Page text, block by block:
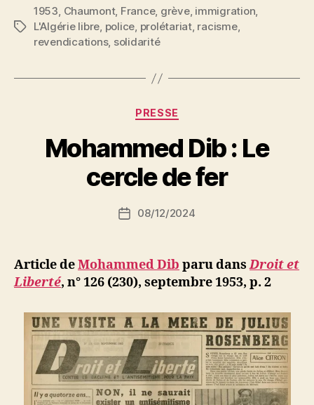
de
Chaumont
Algériens
victimes
et
du
policiers »
Étiquettes
1953, Chaumont, France, grève, immigration,
L'Algérie libre, police, prolétariat, racisme,
revendications, solidarité
Catégories
PRESSE
Mohammed Dib : Le
cercle de fer
Auteur
de
P
S
N
ji
b
Date08/12/2024
Article deMohammed Dib paru dansDroit et
Liberté, n° 126 (230), septembre 1953, p. 2